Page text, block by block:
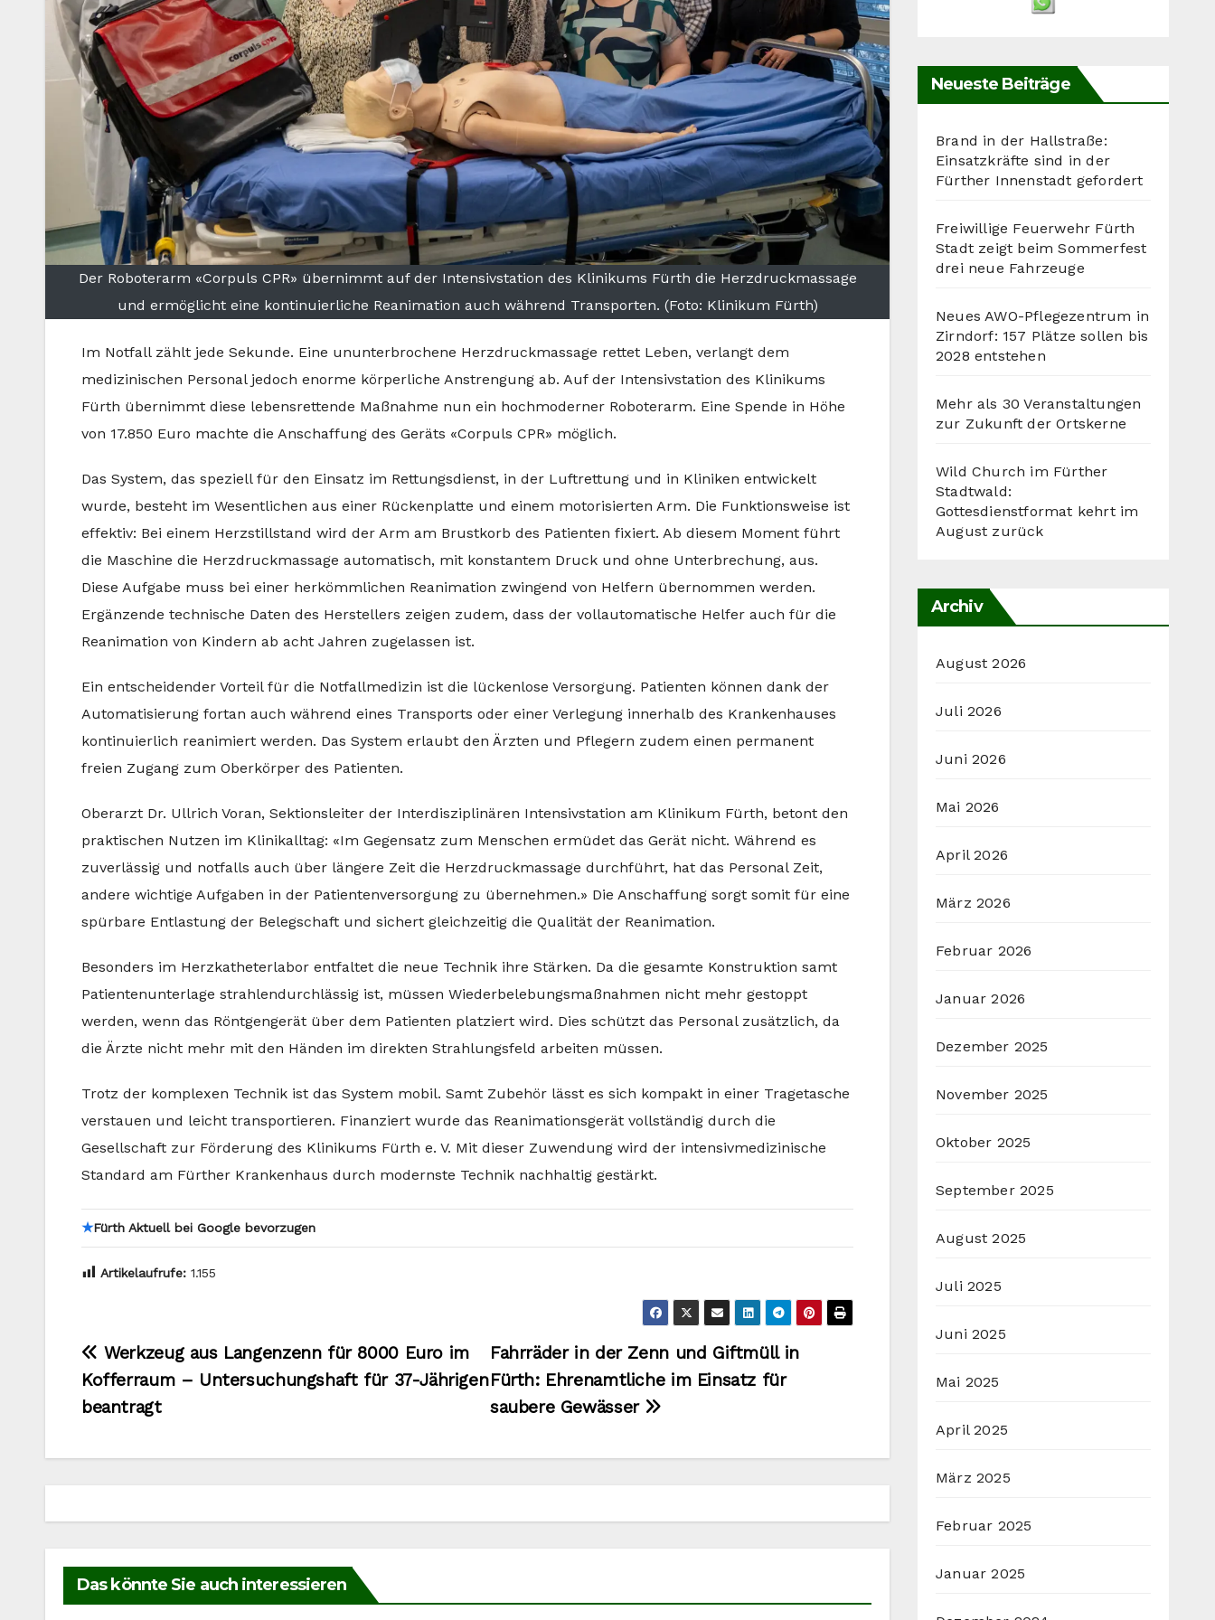
Der Roboterarm «Corpuls CPR» übernimmt auf der Intensivstation des Klinikums Fürth die Herzdruckmassage
und ermöglicht eine kontinuierliche Reanimation auch während Transporten. (Foto: Klinikum Fürth)
Im Notfall zählt jede Sekunde. Eine ununterbrochene Herzdruckmassage rettet Leben, verlangt dem
medizinischen Personal jedoch enorme körperliche Anstrengung ab. Auf der Intensivstation des Klinikums
Fürth übernimmt diese lebensrettende Maßnahme nun ein hochmoderner Roboterarm. Eine Spende in Höhe
von 17.850 Euro machte die Anschaffung des Geräts «Corpuls CPR» möglich.
Das System, das speziell für den Einsatz im Rettungsdienst, in der Luftrettung und in Kliniken entwickelt
wurde, besteht im Wesentlichen aus einer Rückenplatte und einem motorisierten Arm. Die Funktionsweise ist
effektiv: Bei einem Herzstillstand wird der Arm am Brustkorb des Patienten fixiert. Ab diesem Moment führt
die Maschine die Herzdruckmassage automatisch, mit konstantem Druck und ohne Unterbrechung, aus.
Diese Aufgabe muss bei einer herkömmlichen Reanimation zwingend von Helfern übernommen werden.
Ergänzende technische Daten des Herstellers zeigen zudem, dass der vollautomatische Helfer auch für die
Reanimation von Kindern ab acht Jahren zugelassen ist.
Ein entscheidender Vorteil für die Notfallmedizin ist die lückenlose Versorgung. Patienten können dank der
Automatisierung fortan auch während eines Transports oder einer Verlegung innerhalb des Krankenhauses
kontinuierlich reanimiert werden. Das System erlaubt den Ärzten und Pflegern zudem einen permanent
freien Zugang zum Oberkörper des Patienten.
Oberarzt Dr. Ullrich Voran, Sektionsleiter der Interdisziplinären Intensivstation am Klinikum Fürth, betont den
praktischen Nutzen im Klinikalltag: «Im Gegensatz zum Menschen ermüdet das Gerät nicht. Während es
zuverlässig und notfalls auch über längere Zeit die Herzdruckmassage durchführt, hat das Personal Zeit,
andere wichtige Aufgaben in der Patientenversorgung zu übernehmen.» Die Anschaffung sorgt somit für eine
spürbare Entlastung der Belegschaft und sichert gleichzeitig die Qualität der Reanimation.
Besonders im Herzkatheterlabor entfaltet die neue Technik ihre Stärken. Da die gesamte Konstruktion samt
Patientenunterlage strahlendurchlässig ist, müssen Wiederbelebungsmaßnahmen nicht mehr gestoppt
werden, wenn das Röntgengerät über dem Patienten platziert wird. Dies schützt das Personal zusätzlich, da
die Ärzte nicht mehr mit den Händen im direkten Strahlungsfeld arbeiten müssen.
Trotz der komplexen Technik ist das System mobil. Samt Zubehör lässt es sich kompakt in einer Tragetasche
verstauen und leicht transportieren. Finanziert wurde das Reanimationsgerät vollständig durch die
Gesellschaft zur Förderung des Klinikums Fürth e. V. Mit dieser Zuwendung wird der intensivmedizinische
Standard am Fürther Krankenhaus durch modernste Technik nachhaltig gestärkt.
★Fürth Aktuell bei Google bevorzugen
Artikelaufrufe: 1.155
Beitragsnavigation
Fahrräder in der Zenn und Giftmüll in
Fürth: Ehrenamtliche im Einsatz für
saubere Gewässer
Werkzeug aus Langenzenn für 8000 Euro im
Kofferraum – Untersuchungshaft für 37-Jährigen
beantragt
Das könnte Sie auch interessieren
Neueste Beiträge
Brand in der Hallstraße:
Einsatzkräfte sind in der
Fürther Innenstadt gefordert
Freiwillige Feuerwehr Fürth
Stadt zeigt beim Sommerfest
drei neue Fahrzeuge
Neues AWO-Pflegezentrum in
Zirndorf: 157 Plätze sollen bis
2028 entstehen
Mehr als 30 Veranstaltungen
zur Zukunft der Ortskerne
Wild Church im Fürther
Stadtwald:
Gottesdienstformat kehrt im
August zurück
Archiv
August 2026
Juli 2026
Juni 2026
Mai 2026
April 2026
März 2026
Februar 2026
Januar 2026
Dezember 2025
November 2025
Oktober 2025
September 2025
August 2025
Juli 2025
Juni 2025
Mai 2025
April 2025
März 2025
Februar 2025
Januar 2025